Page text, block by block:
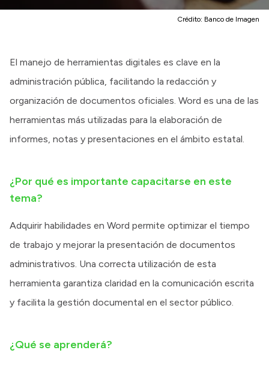
Crédito: Banco de Imagen
El manejo de herramientas digitales es clave en la
administración pública, facilitando la redacción y
organización de documentos oficiales. Word es una de las
herramientas más utilizadas para la elaboración de
informes, notas y presentaciones en el ámbito estatal.
¿Por qué es importante capacitarse en este
tema?
Adquirir habilidades en Word permite optimizar el tiempo
de trabajo y mejorar la presentación de documentos
administrativos. Una correcta utilización de esta
herramienta garantiza claridad en la comunicación escrita
y facilita la gestión documental en el sector público.
¿Qué se aprenderá?